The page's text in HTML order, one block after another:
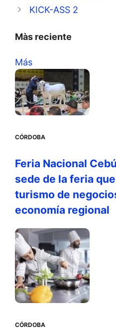
KICK-ASS 2
Màs reciente
Más
CÓRDOBA
Feria Nacional
sede de la feria
turismo de
economía regional
CÓRDOBA